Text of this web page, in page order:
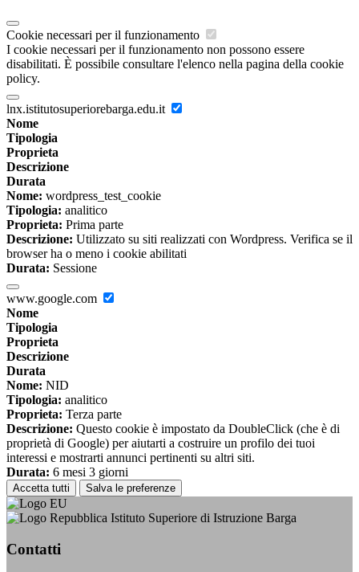
Cookie necessari per il funzionamento
I cookie necessari per il funzionamento non possono essere
disabilitati. È possibile consultare l'elenco nella pagina della cookie
policy.
lnx.istitutosuperiorebarga.edu.it
Nome
Tipologia
Proprieta
Descrizione
Durata
Nome: wordpress_test_cookie
Tipologia: analitico
Proprieta: Prima parte
Descrizione: Utilizzato su siti realizzati con Wordpress. Verifica se il
browser ha o meno i cookie abilitati
Durata: Sessione
www.google.com
Nome
Tipologia
Proprieta
Descrizione
Durata
Nome: NID
Tipologia: analitico
Proprieta: Terza parte
Descrizione: Questo cookie è impostato da DoubleClick (che è di
proprietà di Google) per aiutarti a costruire un profilo dei tuoi
interessi e mostrarti annunci pertinenti su altri siti.
Durata: 6 mesi 3 giorni
Accetta tutti Salva le preferenze
Istituto Superiore di Istruzione Barga
Contatti